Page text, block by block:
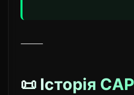
⸻
📜 Історія